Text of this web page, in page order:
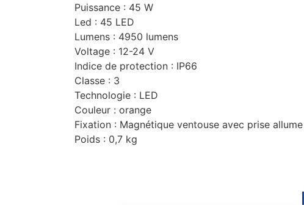
Puissance : 45 W
Led : 45 LED
Lumens : 4950 lumens
Voltage : 12-24 V
Indice de protection : IP66
Classe : 3
Technologie : LED
Couleur : orange
Fixation : Magnétique ventouse avec prise
Poids : 0,7 kg